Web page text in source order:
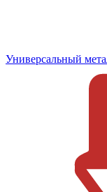
Универсальный